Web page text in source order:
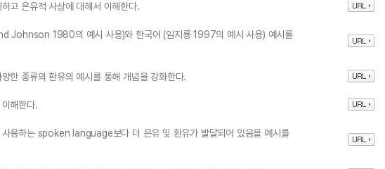
고 은유적 사상에 대해서 이해한다.
Johnson 1980의 예시 사용)와 한국어 (임지룡 1997의 예시 사용) 예시를
한 종류의 환유의 예시를 통해 개념을 강화한다.
해한다.
사용하는 spoken language보다 더 은유 및 환유가 발달되어 있음을 예시를